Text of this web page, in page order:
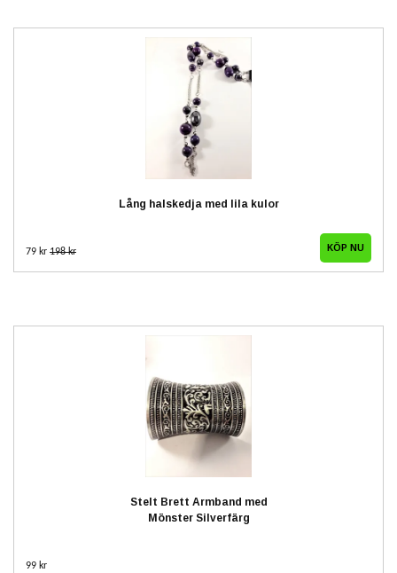
Lång halskedja med lila kulor
79 kr 198 kr
Stelt Brett Armband med
Mönster Silverfärg
99 kr